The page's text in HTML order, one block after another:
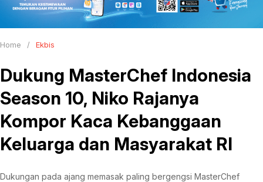
Home / Ekbis
Dukung MasterChef Indonesia
Season 10, Niko Rajanya
Kompor Kaca Kebanggaan
Keluarga dan Masyarakat RI
Dukungan pada ajang memasak paling bergengsi MasterChef